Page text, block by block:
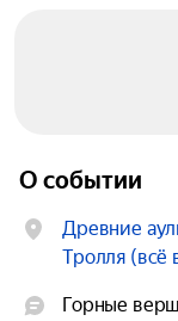
О событии
Древние
Тролля (всё
Горные